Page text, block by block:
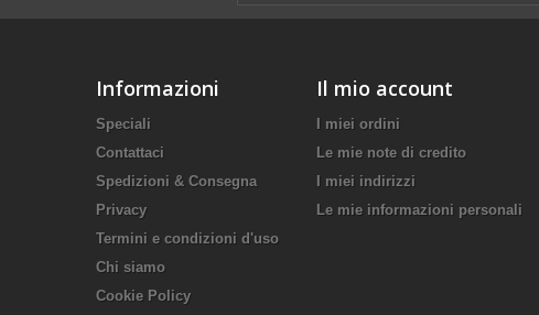
Informazioni
Speciali
Contattaci
Spedizioni & Consegna
Privacy
Termini e condizioni d'uso
Chi siamo
Cookie Policy
Il mio account
I miei ordini
Le mie note di credito
I miei indirizzi
Le mie informazioni personali